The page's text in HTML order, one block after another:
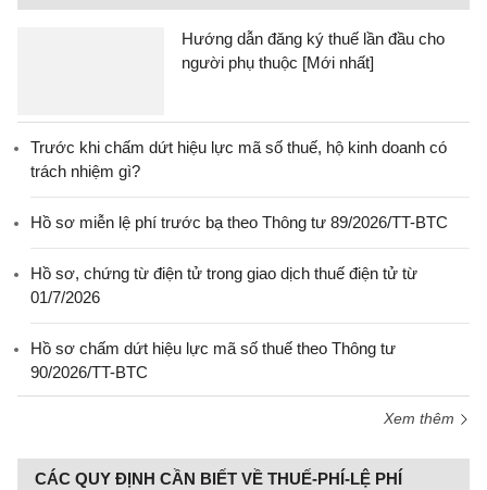
Hướng dẫn đăng ký thuế lần đầu cho
người phụ thuộc [Mới nhất]
Trước khi chấm dứt hiệu lực mã số thuế, hộ kinh doanh có
trách nhiệm gì?
Hồ sơ miễn lệ phí trước bạ theo Thông tư 89/2026/TT-BTC
Hồ sơ, chứng từ điện tử trong giao dịch thuế điện tử từ
01/7/2026
Hồ sơ chấm dứt hiệu lực mã số thuế theo Thông tư
90/2026/TT-BTC
Xem thêm
CÁC QUY ĐỊNH CẦN BIẾT VỀ THUẾ-PHÍ-LỆ PHÍ